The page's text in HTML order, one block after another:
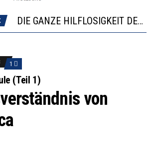
WORAUS WÄCHST, WAS KINDER TRÄGT
“WIR BEOBACHTEN EINEN REGELRECHTEN STURZFLUG BEI DEN LERNLEISTUNGEN”
1
(Teil 1)
von